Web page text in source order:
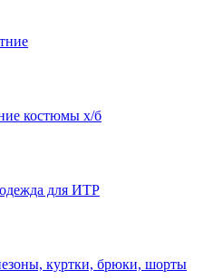
костюмы х/б
для ИТР
куртки, брюки, шорты